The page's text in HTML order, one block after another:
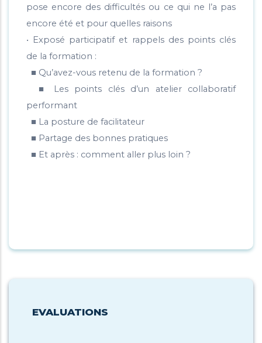
pose encore des difficultés ou ce qui ne l’a pas
encore été et pour quelles raisons
• Exposé participatif et rappels des points clés
de la formation :
■ Qu’avez-vous retenu de la formation ?
■ Les points clés d’un atelier collaboratif
performant
■ La posture de facilitateur
■ Partage des bonnes pratiques
■ Et après : comment aller plus loin ?
EVALUATIONS